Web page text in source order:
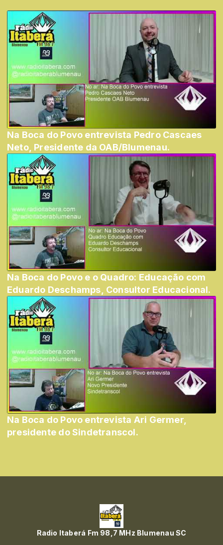
Na Boca do Povo entrevista Pedro Cascaes
Neto, Presidente da OAB/Blumenau.
Na Boca do Povo e o Quadro: Educação com
Eduardo Deschamps, Consultor Educacional.
Na Boca do Povo entrevista Ari Germer,
presidente do Sindetranscol.
Radio Itaberá Fm 98,7 MHz Blumenau SC